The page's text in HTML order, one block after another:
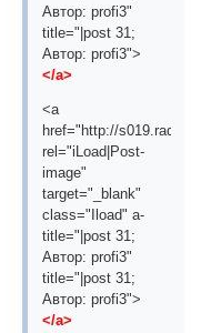
Aвтор: profi3"
title="|post 31;
Aвтор: profi3">
</a>
<a
href="http://
rel="iLoad|Post-
image"
target="_blank"
class="Iload" a-
title="|post 31;
Aвтор: profi3"
title="|post 31;
Aвтор: profi3">
</a>